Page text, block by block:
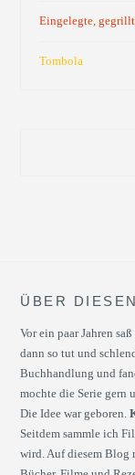
Eingelegte,
Tombola
ÜBER
Vor ein paar Jahren
dann so tut und
Buchhandlung und
mochte die Serie gern
Die Idee war geboren.
Seitdem sammle ich
wird. Auf diesem Blog